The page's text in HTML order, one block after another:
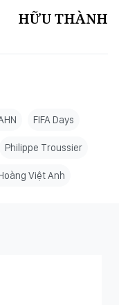
HỮU THÀNH
FIFA Days
Philippe Troussier
Việt Anh